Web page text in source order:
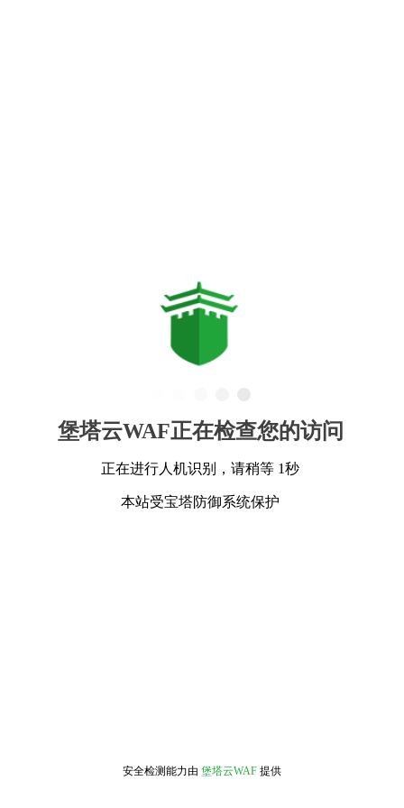
堡塔云WAF正在检查您的访问
正在进行人机识别，请稍等 1秒
本站受宝塔防御系统保护
安全检测能力由 堡塔云WAF 提供